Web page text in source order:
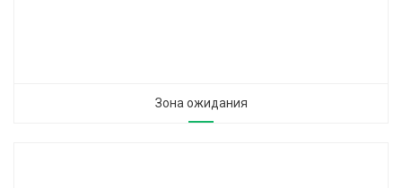
Зона ожидания